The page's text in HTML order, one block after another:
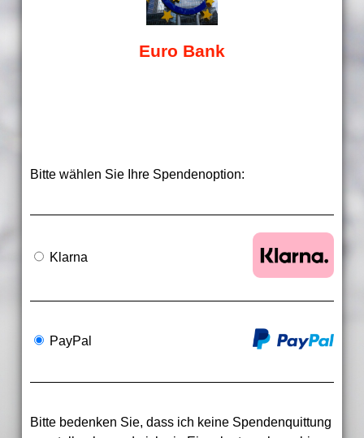
Euro Bank
Bitte wählen Sie Ihre Spendenoption:
Klarna
PayPal
Bitte bedenken Sie, dass ich keine Spendenquittung